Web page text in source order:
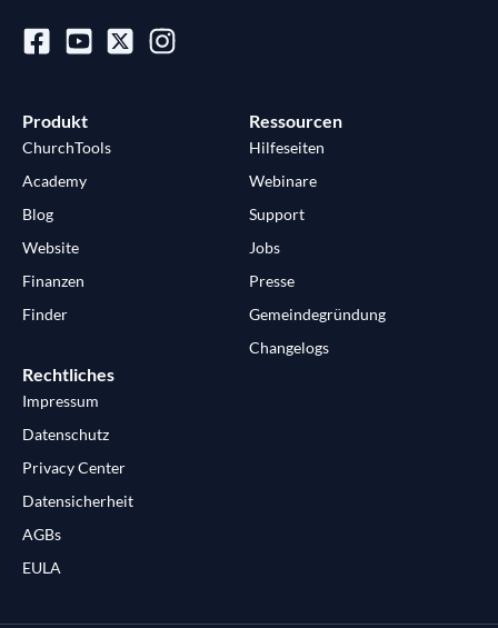
Produkt
ChurchTools
Academy
Blog
Website
Finanzen
Finder
Ressourcen
Hilfeseiten
Webinare
Support
Jobs
Presse
Gemeindegründung
Changelogs
Rechtliches
Impressum
Datenschutz
Privacy Center
Datensicherheit
AGBs
EULA